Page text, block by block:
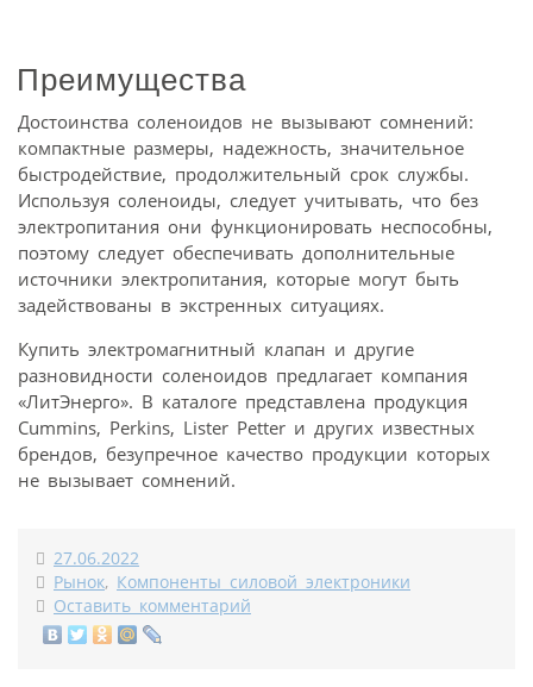
Преимущества
Достоинства соленоидов не вызывают сомнений:
компактные размеры, надежность, значительное
быстродействие, продолжительный срок службы.
Используя соленоиды, следует учитывать, что без
электропитания они функционировать неспособны,
поэтому следует обеспечивать дополнительные
источники электропитания, которые могут быть
задействованы в экстренных ситуациях.
Купить электромагнитный клапан и другие
разновидности соленоидов предлагает компания
«ЛитЭнерго». В каталоге представлена продукция
Cummins, Perkins, Lister Petter и других известных
брендов, безупречное качество продукции которых
не вызывает сомнений.
27.06.2022
Рынок, Компоненты силовой электроники
Оставить комментарий